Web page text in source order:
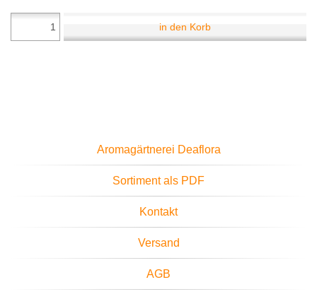
in den Korb
Aromagärtnerei Deaflora
Sortiment als PDF
Kontakt
Versand
AGB